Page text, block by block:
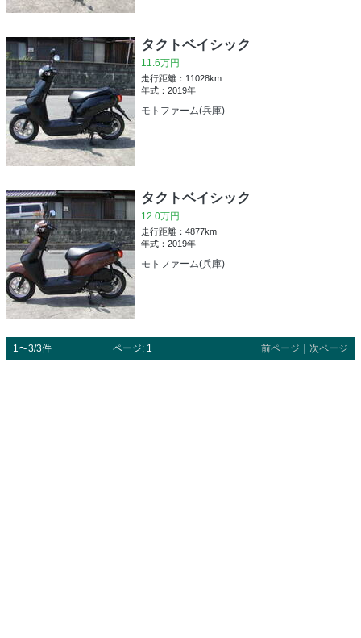
タクトベイシック
11.6万円
走行距離：11028km
年式：2019年
モトファーム(兵庫)
タクトベイシック
12.0万円
走行距離：4877km
年式：2019年
モトファーム(兵庫)
1〜3/3件 ページ: 1 前ページ 次ページ